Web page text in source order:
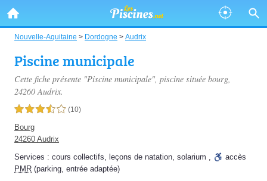
Nouvelle-Aquitaine > Dordogne > Audrix
Piscine municipale
Cette fiche présente "Piscine municipale", piscine située bourg,
24260 Audrix.
3,5 étoiles sur 5 (10)
Bourg
24260 Audrix
Services : cours collectifs, leçons de natation, solarium ,
accès
PMR (parking, entrée adaptée)